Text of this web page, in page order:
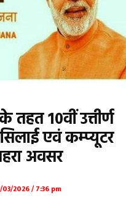
तहत 10वीं उत्तीर्ण
एवं कम्प्यूटर
अवसर
03/2026 / 7:36 pm